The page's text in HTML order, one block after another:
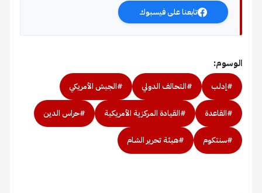
تابعنا على فيسبوك
الوسوم:
#إدلب #التحالف الدولي #الجيش الأمريكي
#القاعدة #القيادة المركزية الأمريكية #حراس الدين
#سنتكوم #هيئة تحرير الشام